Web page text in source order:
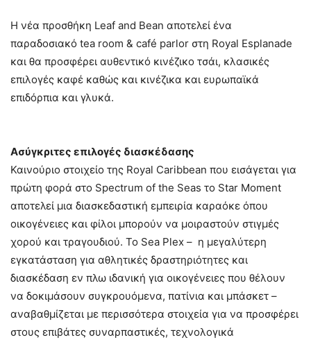
Η νέα προσθήκη Leaf and Bean αποτελεί ένα
παραδοσιακό tea room & café parlor στη Royal Esplanade
και θα προσφέρει αυθεντικό κινέζικο τσάι, κλασικές
επιλογές καφέ καθώς και κινέζικα και ευρωπαϊκά
επιδόρπια και γλυκά.
Ασύγκριτες επιλογές διασκέδασης
Καινούριο στοιχείο της Royal Caribbean που εισάγεται για
πρώτη φορά στο Spectrum of the Seas το Star Moment
αποτελεί μια διασκεδαστική εμπειρία καραόκε όπου
οικογένειες και φίλοι μπορούν να μοιραστούν στιγμές
χορού και τραγουδιού. Το Sea Plex – η μεγαλύτερη
εγκατάσταση για αθλητικές δραστηριότητες και
διασκέδαση εν πλω ιδανική για οικογένειες που θέλουν
να δοκιμάσουν συγκρουόμενα, πατίνια και μπάσκετ –
αναβαθμίζεται με περισσότερα στοιχεία για να προσφέρει
στους επιβάτες συναρπαστικές, τεχνολογικά